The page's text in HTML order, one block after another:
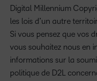
Digital Millennium
les lois d’un autre
Si vous pensez que vos
vous souhaitez nous en
informations sur la
politique de D2L